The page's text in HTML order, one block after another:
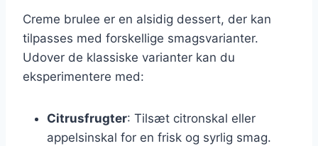
Creme brulee er en alsidig dessert, der kan
tilpasses med forskellige smagsvarianter.
Udover de klassiske varianter kan du
eksperimentere med:
Citrusfrugter: Tilsæt citronskal eller
appelsinskal for en frisk og syrlig smag.